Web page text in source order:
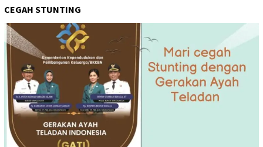
CEGAH STUNTING